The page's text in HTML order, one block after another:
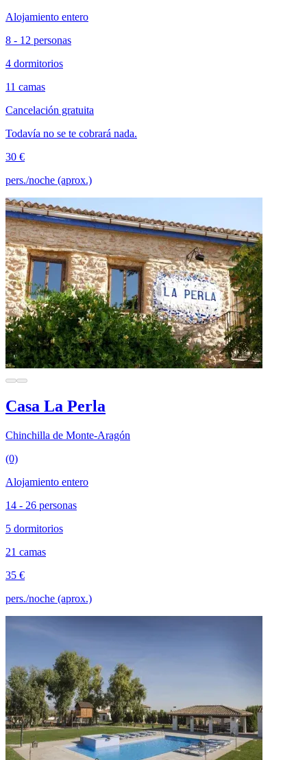
Alojamiento entero
8 - 12 personas
4 dormitorios
11 camas
Cancelación gratuita
Todavía no se te cobrará nada.
30 €
pers./noche (aprox.)
Casa La Perla
Chinchilla de Monte-Aragón
(0)
Alojamiento entero
14 - 26 personas
5 dormitorios
21 camas
35 €
pers./noche (aprox.)